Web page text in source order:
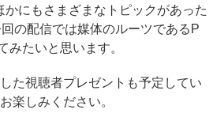
にもさまざまなトピックがあった
の配信では媒体のルーツであるP
みたいと思います。
た視聴者プレゼントも予定してい
楽しみください。